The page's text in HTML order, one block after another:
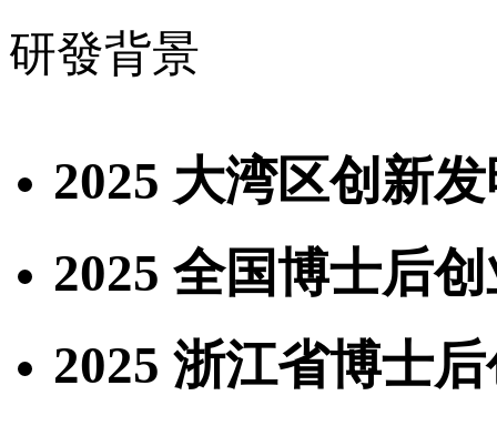
研發背景
2025 大湾区创新
2025 全国博士后
2025 浙江省博士